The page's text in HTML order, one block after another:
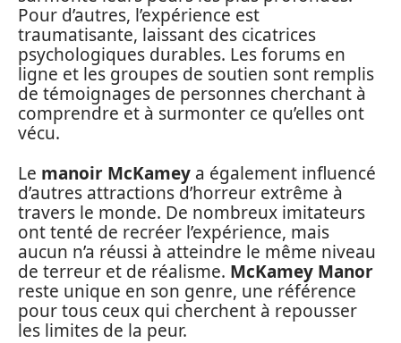
Pour d’autres, l’expérience est
traumatisante, laissant des cicatrices
psychologiques durables. Les forums en
ligne et les groupes de soutien sont remplis
de témoignages de personnes cherchant à
comprendre et à surmonter ce qu’elles ont
vécu.
Le manoir McKamey a également influencé
d’autres attractions d’horreur extrême à
travers le monde. De nombreux imitateurs
ont tenté de recréer l’expérience, mais
aucun n’a réussi à atteindre le même niveau
de terreur et de réalisme. McKamey Manor
reste unique en son genre, une référence
pour tous ceux qui cherchent à repousser
les limites de la peur.